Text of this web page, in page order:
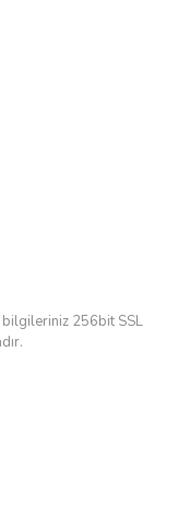
bilgileriniz 256bit SSL